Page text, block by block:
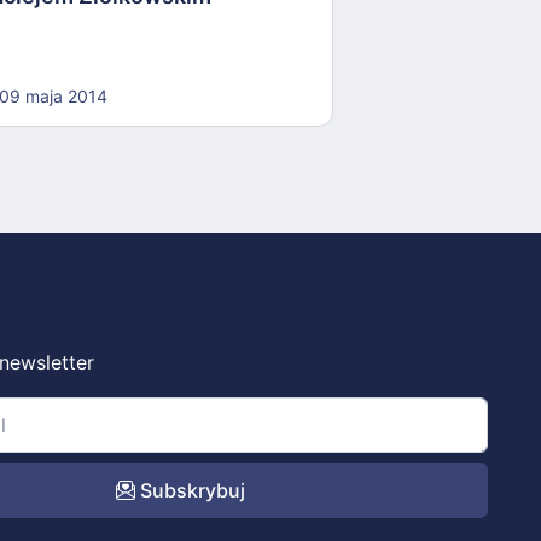
09 maja 2014
Subskrybuj